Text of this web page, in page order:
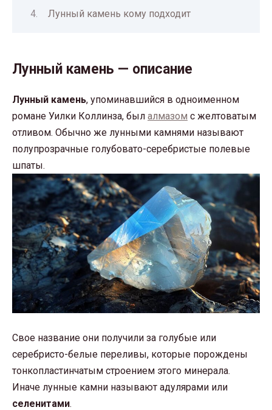
Лунный камень кому подходит
Лунный камень — описание
Лунный камень, упоминавшийся в одноименном
романе Уилки Коллинза, был алмазом с желтоватым
отливом. Обычно же лунными камнями называют
полупрозрачные голубовато-серебристые полевые
шпаты.
Свое название они получили за голубые или
серебристо-белые переливы, которые порождены
тонкопластинчатым строением этого минерала.
Иначе лунные камни называют адулярами или
селенитами.